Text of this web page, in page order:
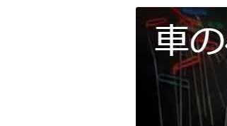
デントリ
車のヘコミ修理専門